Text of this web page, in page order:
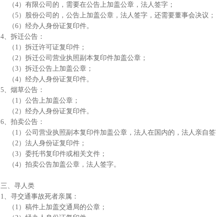
（4）有限公司的，需要在公告上加盖公章，法人签字；
（5）股份公司的，公告上加盖公章，法人签字，还需要董事会决议；
（6）经办人身份证复印件。
4、拆迁公告：
（1）拆迁许可证复印件；
（2）拆迁公司营业执照副本复印件加盖公章；
（3）拆迁公告上加盖公章；
（4）经办人身份证复印件。
5、烟草公告：
（1）公告上加盖公章；
（2）经办人身份证复印件。
6、拍卖公告：
（1）公司营业执照副本复印件加盖公章，法人在国内的，法人亲自签
（2）法人身份证复印件；
（3）委托书复印件或相关文件；
（4）拍卖公告加盖公章，法人签字。
三、寻人类
1、寻交通事故死者亲属：
（1）稿件上加盖交通局的公章；